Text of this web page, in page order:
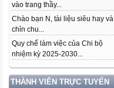
vào trang thầy...
Chào bạn N, tài liệu siêu hay và
chỉn chu...
Quy chế làm việc của Chi bộ
nhiệm kỳ 2025-2030...
THÀNH VIÊN TRỰC TUYẾN